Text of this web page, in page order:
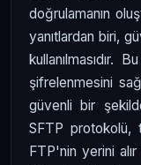
doğrulamanın
yanıtlardan biri,
kullanılmasıdır.
şifrelenmesini
güvenli bir
SFTP protokolü,
FTP'nin yerini